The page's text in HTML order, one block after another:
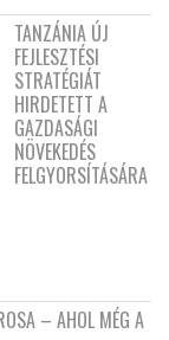
TANZÁNIA ÚJ
FEJLESZTÉSI
STRATÉGIÁT
HIRDETETT A
GAZDASÁGI
NÖVEKEDÉS
FELGYORSÍTÁSÁRA
– AHOL MÉG A